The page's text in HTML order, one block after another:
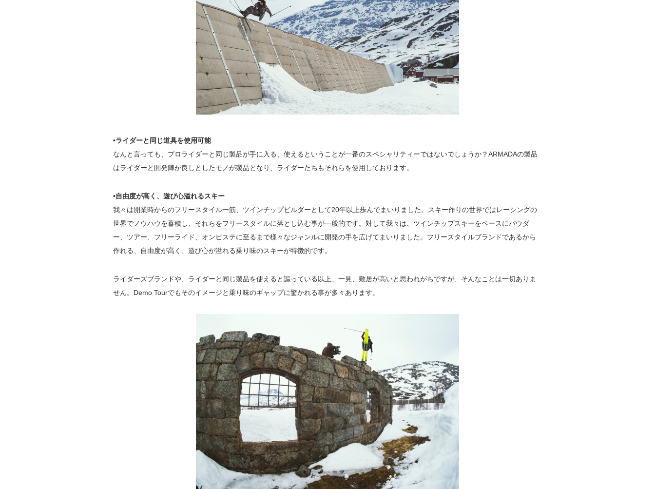
•ライダーと同じ道具を使用可能
なんと言っても、プロライダーと同じ製品が手に入る、使えるということが一番のスペシャリティーではないでしょうか？ARMADAの製品
はライダーと開発陣が良しとしたモノが製品となり、ライダーたちもそれらを使用しております。
•自由度が高く、遊び心溢れるスキー
我々は開業時からのフリースタイル一筋、ツインチップビルダーとして20年以上歩んでまいりました。スキー作りの世界ではレーシングの
世界でノウハウを蓄積し、それらをフリースタイルに落とし込む事が一般的です。対して我々は、ツインチップスキーをベースにパウダ
ー、ツアー、フリーライド、オンピステに至るまで様々なジャンルに開発の手を広げてまいりました。フリースタイルブランドであるから
作れる、自由度が高く、遊び心が溢れる乗り味のスキーが特徴的です。
ライダーズブランドや、ライダーと同じ製品を使えると謳っている以上、一見、敷居が高いと思われがちですが、そんなことは一切ありま
せん。Demo Tourでもそのイメージと乗り味のギャップに驚かれる事が多々あります。